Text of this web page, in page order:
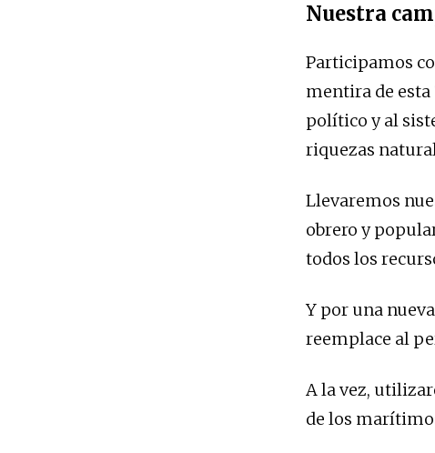
Nuestra
Participamos
mentira de esta
político y al
riquezas
Llevaremos
obrero y
todos los
Y por una
reemplace al
A la vez,
de los